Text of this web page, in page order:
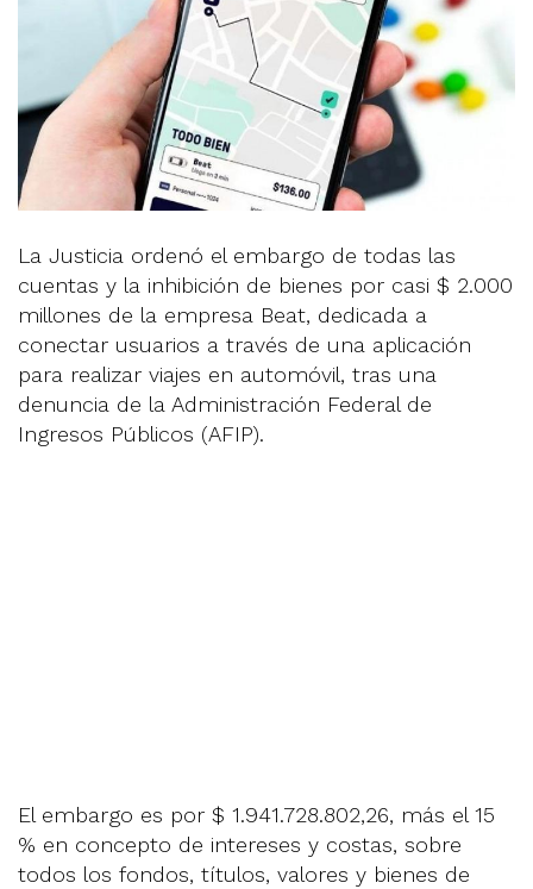
La Justicia ordenó el embargo de todas las
cuentas y la inhibición de bienes por casi $ 2.000
millones de la empresa Beat, dedicada a
conectar usuarios a través de una aplicación
para realizar viajes en automóvil, tras una
denuncia de la Administración Federal de
Ingresos Públicos (AFIP).
El embargo es por $ 1.941.728.802,26, más el 15
% en concepto de intereses y costas, sobre
todos los fondos, títulos, valores y bienes de